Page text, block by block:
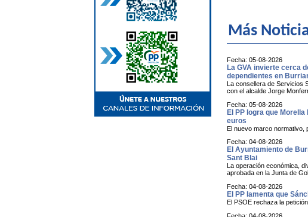
Más
Fecha: 05-08-2026
La GVA invierte cerca
dependientes en
La consellera de Servicios
con el alcalde Jorge
Fecha: 05-08-2026
El PP logra que
euros
El nuevo marco normativo,
Fecha: 04-08-2026
El Ayuntamiento de
Sant Blai
La operación económica,
aprobada en la Junta de
Fecha: 04-08-2026
El PP lamenta que
El PSOE rechaza la
Fecha: 04-08-2026